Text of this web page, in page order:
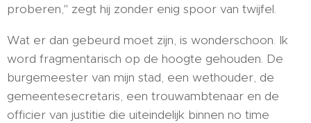
proberen," zegt hij zonder enig spoor van twijfel.
Wat er dan gebeurd moet zijn, is wonderschoon. Ik
word fragmentarisch op de hoogte gehouden. De
burgemeester van mijn stad, een wethouder, de
gemeentesecretaris, een trouwambtenaar en de
officier van justitie die uiteindelijk binnen no time